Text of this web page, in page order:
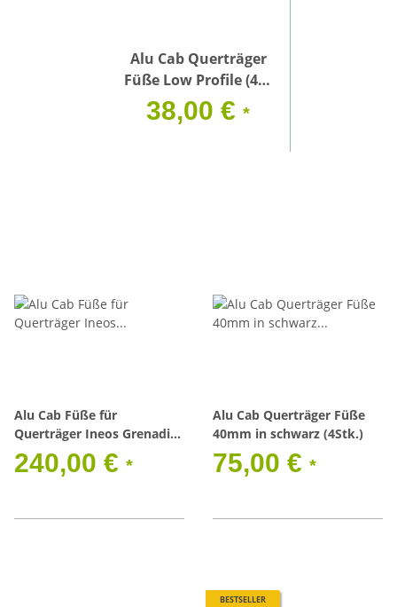
Alu Cab Querträger
Füße Low Profile (4er
Set)
38,00 € *
Alu Cab Füße für
Querträger Ineos Grenadier
(4er Set)
240,00 € *
Alu Cab Querträger Füße
40mm in schwarz (4Stk.)
75,00 € *
BESTSELLER